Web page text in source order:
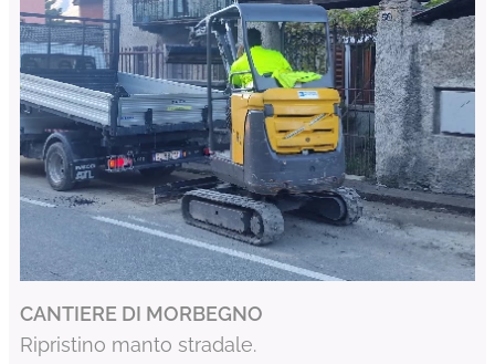
CANTIERE DI MORBEGNO
Ripristino manto stradale.